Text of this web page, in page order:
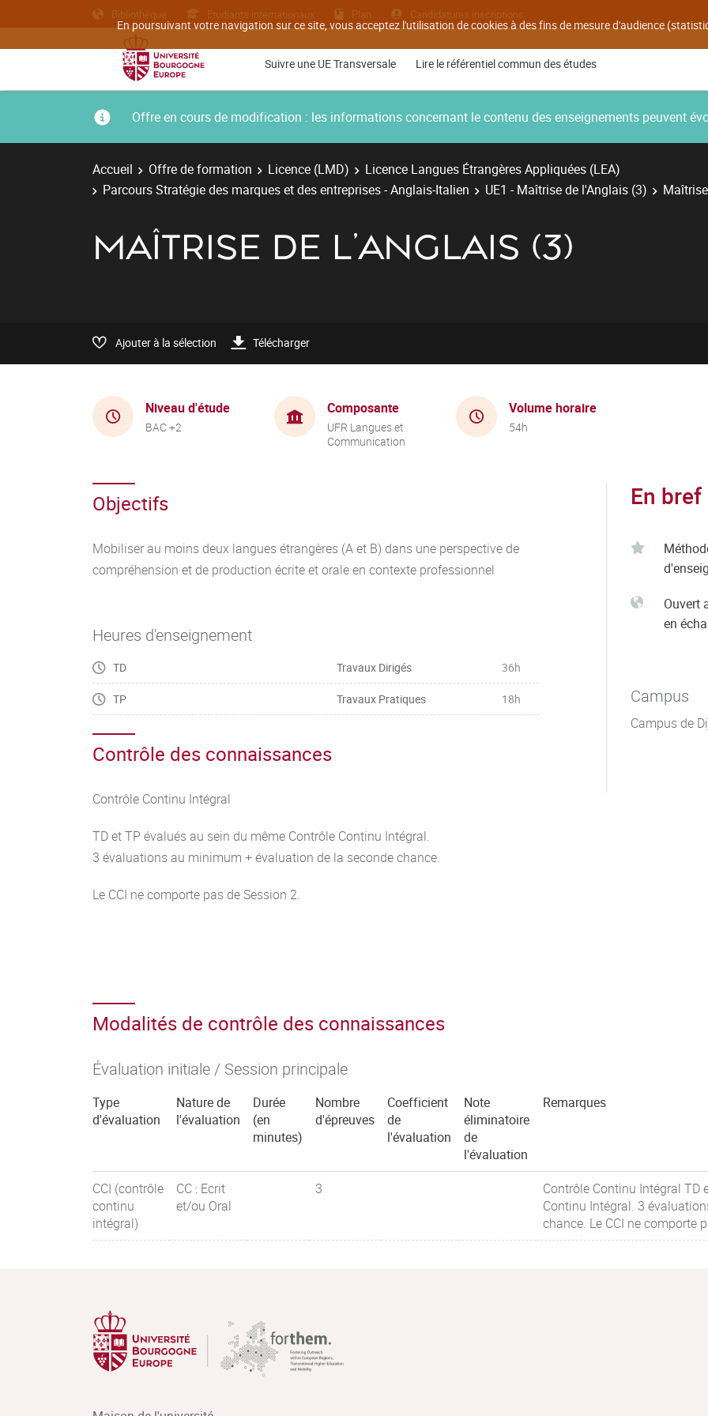
En poursuivant votre navigation sur ce site, vous acceptez l'utilisation de cookies à des fins de mesure d'audience
Bibliothèque Etudiants internationaux Plan Candidatures inscriptions
Suivre une UE Transversale Lire le référentiel commun des études
Offre en cours de modification : les informations concernant le contenu des enseignements peuvent
Accueil Offre de formation Licence (LMD)
Licence Langues Étrangères Appliquées (LEA)
Parcours Stratégie des marques et des entreprises - Anglais-Italien
UE1 - Maîtrise de l'Anglais (3)
MAÎTRISE DE L'ANGLAIS (3)
Ajouter à la sélection Télécharger
Niveau d'étude
BAC +2
Composante
UFR Langues et
Communication
Volume horaire
54h
Objectifs
Mobiliser au moins deux langues étrangères (A et B) dans une perspective de
compréhension et de production écrite et orale en contexte professionnel
Heures d'enseignement
TD Travaux Dirigés 36h
TP Travaux Pratiques 18h
Contrôle des connaissances
Contrôle Continu Intégral
TD et TP évalués au sein du même Contrôle Continu Intégral.
3 évaluations au minimum + évaluation de la seconde chance.
Le CCI ne comporte pas de Session 2.
En bref
Ouvert
en
Campus
Campus de
Modalités de contrôle des connaissances
Évaluation initiale / Session principale
Type
d'évaluation
Nature de
l'évaluation
Durée
(en
minutes)
Nombre
d'épreuves
Coefficient
de
l'évaluation
Note
éliminatoire
de
l'évaluation
Remarques
CCI (contrôle
continu
intégral)
CC : Ecrit
et/ou Oral
3
Contrôle Continu Intégral TD
Continu Intégral. 3
chance. Le CCI ne comporte